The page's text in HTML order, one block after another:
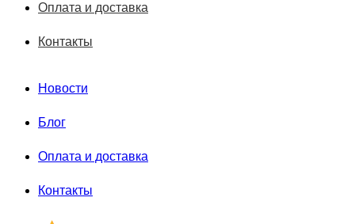
Оплата и доставка
Контакты
Новости
Блог
Оплата и доставка
Контакты